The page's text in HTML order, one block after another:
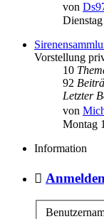
von
Vorstellung
10
92
Letzter
von
Montag
Information
Anmelden